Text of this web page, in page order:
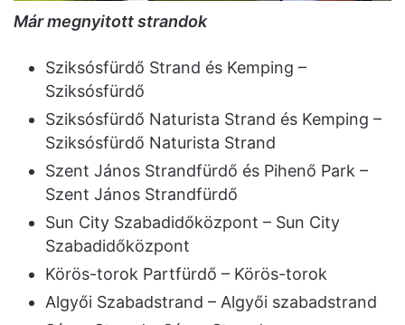
Már megnyitott strandok
Sziksósfürdő Strand és Kemping –
Sziksósfürdő
Sziksósfürdő Naturista Strand és Kemping –
Sziksósfürdő Naturista Strand
Szent János Strandfürdő és Pihenő Park –
Szent János Strandfürdő
Sun City Szabadidőközpont – Sun City
Szabadidőközpont
Körös-torok Partfürdő – Körös-torok
Algyői Szabadstrand – Algyői szabadstrand